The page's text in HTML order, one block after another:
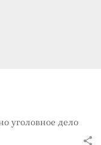
уголовное дело